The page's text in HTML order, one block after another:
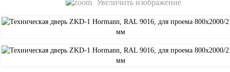
Увеличить изображение